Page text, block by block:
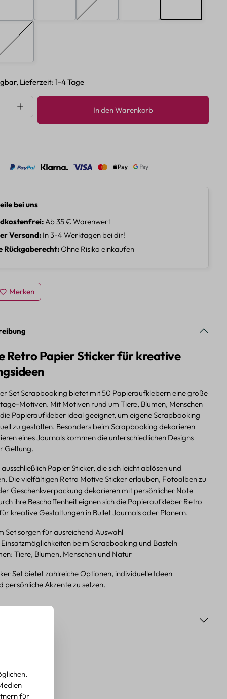
ist zurzeit nicht verfügbar.)
Lieferzeit: 1-4 Tage
Gib den gewünschten Wert ein
In den Warenkorb
bei uns
Ab 35 € Warenwert
Versand In 3-4 Werktagen bei dir!
Rückgaberecht Ohne Risiko einkaufen
Merken
Retro Papier Sticker für kreative
Set Scrapbooking bietet mit 50 Papieraufklebern eine große
Motiven. Mit Motiven rund um Tiere, Blumen, Menschen
Papieraufkleber ideal geeignet, um eigene Scrapbooking
zu gestalten. Besonders beim Scrapbooking dekorieren
eines Journals kommen die unterschiedlichen Designs
Geltung.
Papier Sticker, die sich leicht ablösen und
Die vielfältigen Retro Motive Sticker erlauben, Fotoalben zu
Geschenkverpackung dekorieren mit persönlicher Note
ihre Beschaffenheit eignen sich die Papieraufkleber Retro
kreative Gestaltungen in Bullet Journals oder Planern.
Set sorgen für ausreichend Auswahl
beim Scrapbooking und Basteln
Tiere, Blumen, Menschen und Natur
Set bietet zahlreiche Optionen, individuelle Ideen
persönliche Akzente zu setzen.
für